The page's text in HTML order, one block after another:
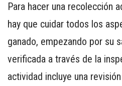
POLÍTICAS
DE
PRIVACIDAD
SITIO
Para hacer una recolección
hay que cuidar todos los
ganado, empezando por su
verificada a través de la
actividad incluye una